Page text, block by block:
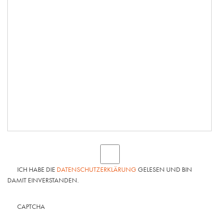
ICH HABE DIE DATENSCHUTZERKLÄRUNG GELESEN UND BIN
DAMIT EINVERSTANDEN.
CAPTCHA